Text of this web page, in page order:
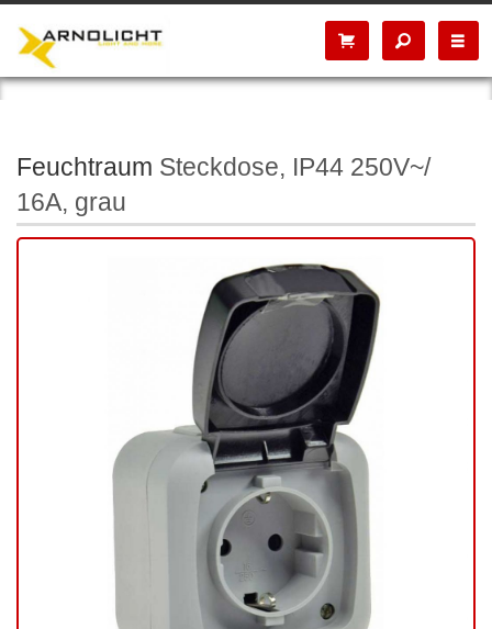
Feuchtraum Steckdose, IP44 250V~/
16A, grau